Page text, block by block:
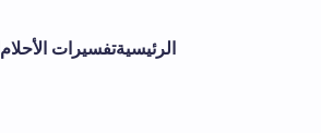
الرئيسيةتفسيرات الأحلام